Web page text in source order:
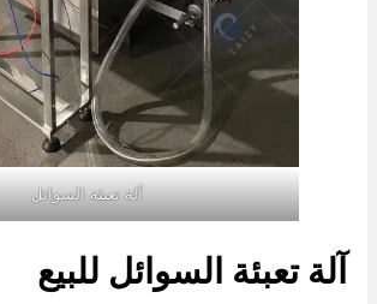
آلة تعبئة السوائل
آلة تعبئة السوائل للبيع